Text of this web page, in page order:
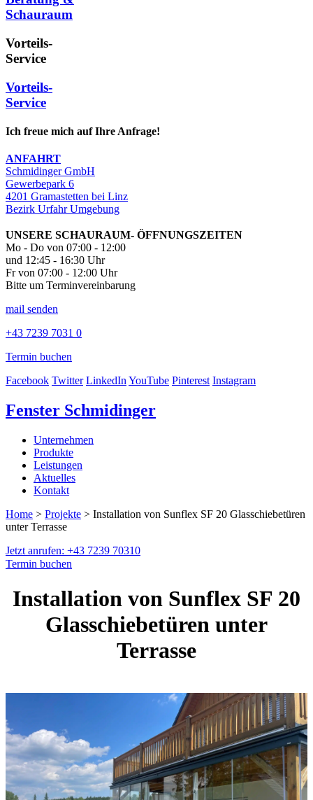
Schauraum
Vorteils-
Service
Vorteils-
Service
Ich freue mich auf Ihre Anfrage!
ANFAHRT
Schmidinger GmbH
Gewerbepark 6
4201 Gramastetten bei Linz
Bezirk Urfahr Umgebung
UNSERE SCHAURAUM- ÖFFNUNGSZEITEN
Mo - Do von 07:00 - 12:00
und 12:45 - 16:30 Uhr
Fr von 07:00 - 12:00 Uhr
Bitte um Terminvereinbarung
mail senden
+43 7239 7031 0
Termin buchen
Facebook Twitter LinkedInYouTube Pinterest Instagram
Fenster Schmidinger
Unternehmen
Produkte
Leistungen
Aktuelles
Kontakt
Home > Projekte > Installation von Sunflex SF 20 Glasschiebetüren
unter Terrasse
Jetzt anrufen: +43 7239 70310
Termin buchen
Installation von Sunflex SF 20
Glasschiebetüren unter
Terrasse